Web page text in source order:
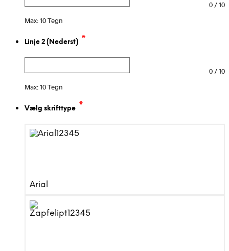
0 /10
Max: 10 Tegn
Linje 2 (Nederst) *
0 /10
Max: 10 Tegn
Vælg skrifttype *
Arial